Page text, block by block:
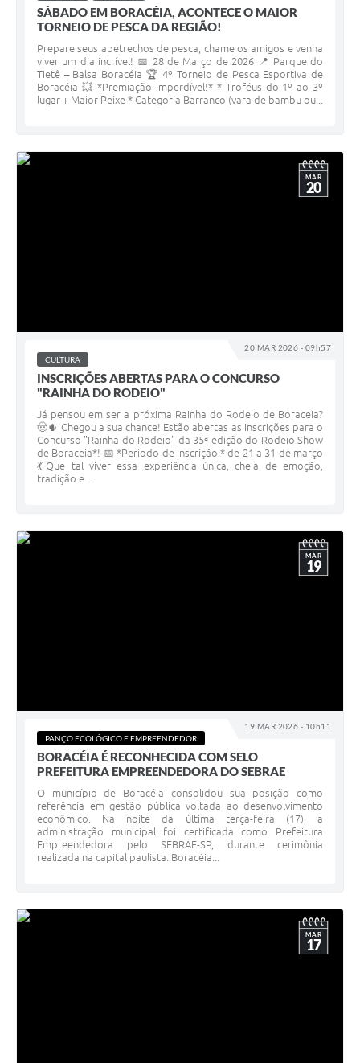
SÁBADO EM BORACÉIA, ACONTECE O MAIOR
TORNEIO DE PESCA DA REGIÃO!
Prepare seus apetrechos de pesca, chame os amigos e venha
viver um dia incrível! 📅 28 de Março de 2026 📍 Parque do
Tietê – Balsa Boracéia 🏆 4º Torneio de Pesca Esportiva de
Boracéia 💥 *Premiação imperdível!* * Troféus do 1º ao 3º
lugar + Maior Peixe * Categoria Barranco (vara de bambu ou...
20 MAR 2026 - 09h57
MAR
20
CULTURA
INSCRIÇÕES ABERTAS PARA O CONCURSO
"RAINHA DO RODEIO"
Já pensou em ser a próxima Rainha do Rodeio de Boraceia?
🤠🌵 Chegou a sua chance! Estão abertas as inscrições para o
Concurso "Rainha do Rodeio" da 35ª edição do Rodeio Show
de Boraceia*! 📅 *Período de inscrição:* de 21 a 31 de março
💃Que tal viver essa experiência única, cheia de emoção,
tradição e...
19 MAR 2026 - 10h11
MAR
19
PANÇO ECOLÓGICO E EMPREENDEDOR
BORACÉIA É RECONHECIDA COM SELO
PREFEITURA EMPREENDEDORA DO SEBRAE
O município de Boracéia consolidou sua posição como
referência em gestão pública voltada ao desenvolvimento
econômico. Na noite da última terça-feira (17), a
administração municipal foi certificada como Prefeitura
Empreendedora pelo SEBRAE-SP, durante cerimônia
realizada na capital paulista. Boracéia...
MAR
17